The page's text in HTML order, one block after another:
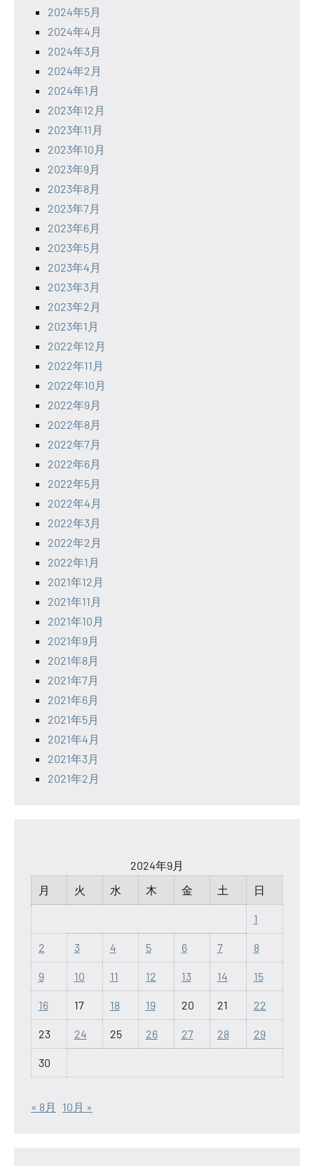
2024年5月
2024年4月
2024年3月
2024年2月
2024年1月
2023年12月
2023年11月
2023年10月
2023年9月
2023年8月
2023年7月
2023年6月
2023年5月
2023年4月
2023年3月
2023年2月
2023年1月
2022年12月
2022年11月
2022年10月
2022年9月
2022年8月
2022年7月
2022年6月
2022年5月
2022年4月
2022年3月
2022年2月
2022年1月
2021年12月
2021年11月
2021年10月
2021年9月
2021年8月
2021年7月
2021年6月
2021年5月
2021年4月
2021年3月
2021年2月
2024年9月
月
火 水 木 金 土 日
1
2 3 4 5 6 7 8
9 10 11 12 13 14 15
16 17 18 19 20 21 22
23 24 25 26 27 28 29
30
« 8月 10月 »